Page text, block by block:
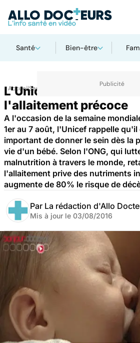
Santé Bien-être
AccueilSanté
L'Unicef insiste sur
l'allaitement précoce
A l'occasion de la semaine
1er au 7 août, l'Unicef rappelle
important de donner le sein dès la
vie d'un bébé. Selon l'ONG, qui
malnutrition à travers le monde,
l'allaitement prive des nutriments
augmente de 80% le risque de
Par La rédaction d'Allo
Mis à jour le 03/08/2016